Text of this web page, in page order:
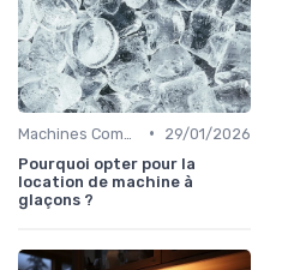
•
29/01/2026
Pourquoi opter pour la
location de machine à
glaçons ?